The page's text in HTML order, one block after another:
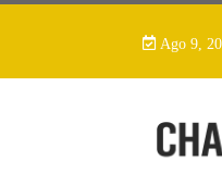
Ago 9,